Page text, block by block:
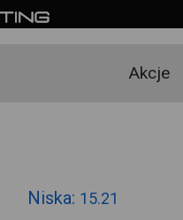
Akcje
Niska: 15.21